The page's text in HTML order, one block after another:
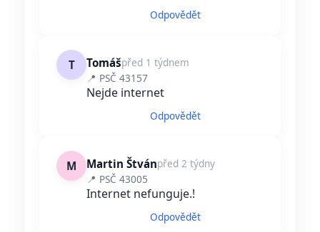
Odpovědět
T Tomášpřed 1 týdnem
📍 PSČ 43157
Nejde internet
Odpovědět
M Martin Štvánpřed 2 týdny
📍 PSČ 43005
Internet nefunguje.!
Odpovědět